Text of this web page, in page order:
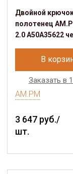
Двойной
полотенец
2.0 A50A35622
В
Заказать в
AM.PM
3 647 руб./
шт.